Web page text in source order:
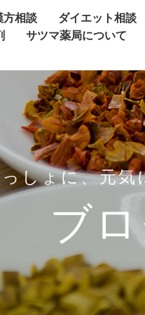
方相談 ダイエット相談
サツマ薬局について
しょに、元気
ブ